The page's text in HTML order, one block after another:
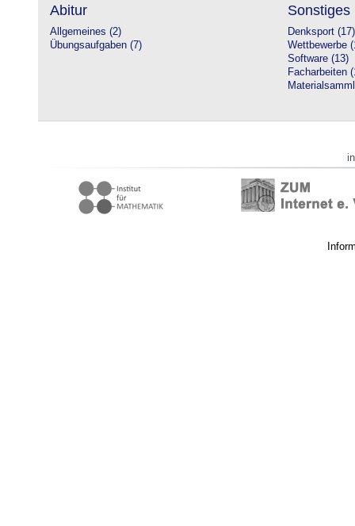
Abitur
Allgemeines (2)
Übungsaufgaben (7)
Sonstiges
Denksport (17)
Wettbewerbe
Software (13)
Facharbeiten